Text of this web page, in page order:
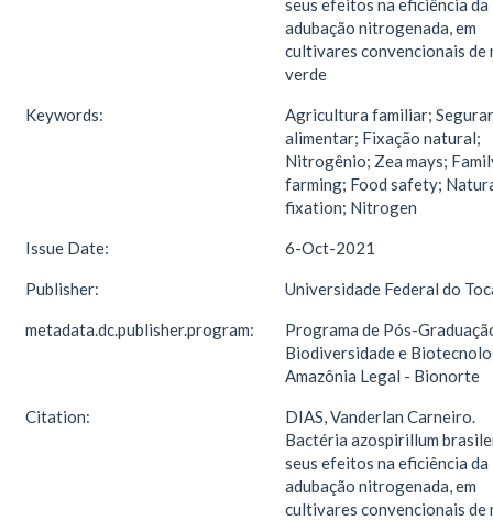
seus efeitos na eficiência da
adubação nitrogenada, em
cultivares convencionais de
verde
Keywords:
Agricultura familiar;
alimentar; Fixação natural;
Nitrogênio; Zea mays;
farming; Food safety;
fixation; Nitrogen
Issue Date: 6-Oct-2021
Publisher: Universidade Federal do
metadata.dc.publisher.program:
Programa de Pós-
Biodiversidade e
Amazônia Legal - Bionorte
Citation:
DIAS, Vanderlan Carneiro.
Bactéria azospirillum
seus efeitos na eficiência da
adubação nitrogenada, em
cultivares convencionais de